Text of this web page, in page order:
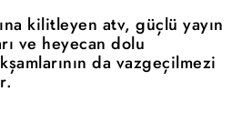
kilitleyen atv, güçlü yayın
ve heyecan dolu
da vazgeçilmezi